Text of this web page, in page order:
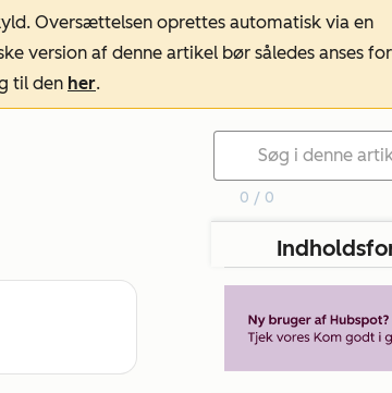
Oversættelsen oprettes automatisk via en
version af denne artikel bør således anses
til den her.
0 / 0